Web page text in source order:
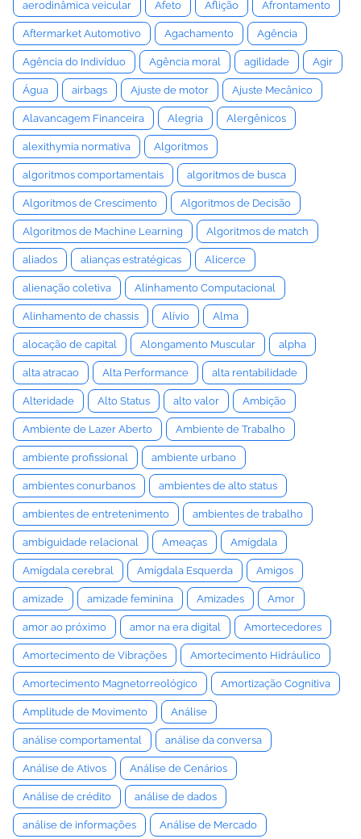
aerodinâmica veicular Afeto Aflição Afrontamento
Aftermarket Automotivo Agachamento Agência
Agência do Indivíduo Agência moral agilidade Agir
Água airbags Ajuste de motor Ajuste Mecânico
Alavancagem Financeira Alegria Alergênicos
alexithymia normativa Algoritmos
algoritmos comportamentais algoritmos de busca
Algoritmos de Crescimento Algoritmos de Decisão
Algoritmos de Machine Learning Algoritmos de match
aliados alianças estratégicas Alicerce
alienação coletiva Alinhamento Computacional
Alinhamento de chassis Alívio Alma
alocação de capital Alongamento Muscular alpha
alta atracao Alta Performance alta rentabilidade
Alteridade Alto Status alto valor Ambição
Ambiente de Lazer Aberto Ambiente de Trabalho
ambiente profissional ambiente urbano
ambientes conurbanos ambientes de alto status
ambientes de entretenimento ambientes de trabalho
ambiguidade relacional Ameaças Amígdala
Amígdala cerebral Amígdala Esquerda Amigos
amizade amizade feminina Amizades Amor
amor ao próximo amor na era digital Amortecedores
Amortecimento de Vibrações Amortecimento Hidráulico
Amortecimento Magnetorreológico Amortização Cognitiva
Amplitude de Movimento Análise
análise comportamental análise da conversa
Análise de Ativos Análise de Cenários
Análise de crédito análise de dados
análise de informações Análise de Mercado